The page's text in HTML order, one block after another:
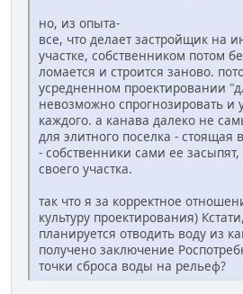
но, из опыта-
все, что делает застройщик на
участке, собственником потом
ломается и строится заново.
усредненном проектировании
невозможно спрогнозировать и
каждого. а канава далеко не
для элитного поселка - стоящая
- собственники сами ее
своего участка.
так что я за корректное
культуру проектирования)
планируется отводить воду из
получено заключение
точки сброса воды на рельеф?